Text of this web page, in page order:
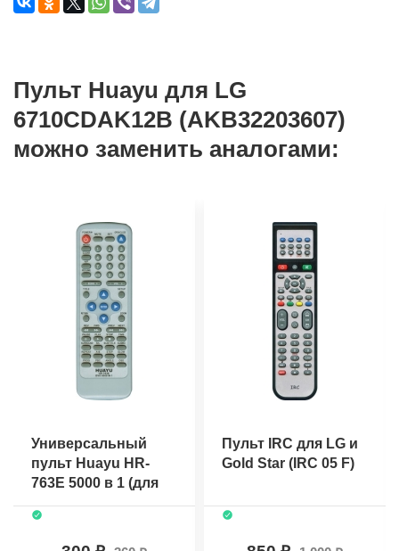
Пульт Huayu для LG
6710CDAK12B (AKB32203607)
можно заменить аналогами:
Универсальный
пульт Huayu HR-
763E 5000 в 1 (для
DVD)
Пульт IRC для LG и
Gold Star (IRC 05 F)